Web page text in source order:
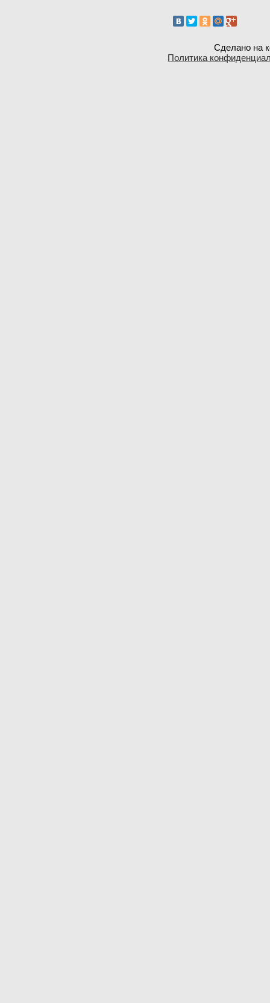
Сделано на
Политика